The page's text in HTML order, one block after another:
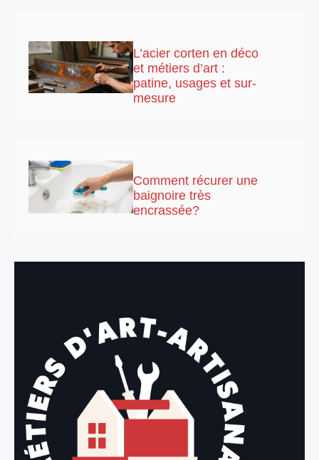
L’acier corten en déco
et métiers d’art :
patine, usages et sur-
mesure
Comment récurer une
baignoire très
encrassée?